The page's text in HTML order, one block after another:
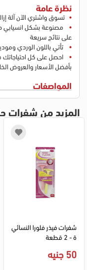
نظرة عامة
تسوق واشتري الآن آلة
مصنوعة بشكل
على نتائج سريعة
تأتي باللون الوردي وموديل
احصل على كل احتياجاتك
بأفضل الأسعار والعروض
المواصفات
المزيد من شفرات
شفرات فيذر فلورا النسائي
ة - 2 قطعة
50 جنيه